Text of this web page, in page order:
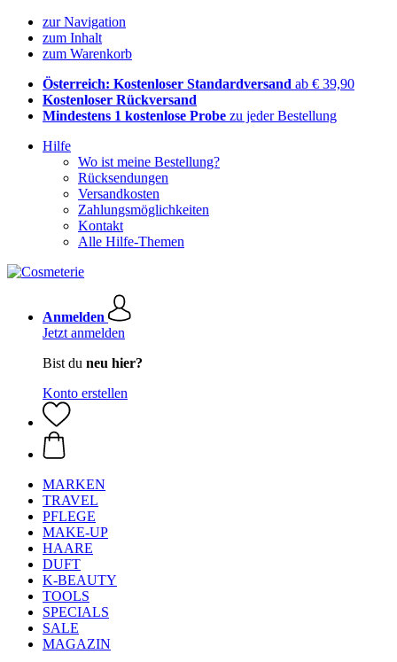
zur Navigation
zum Inhalt
zum Warenkorb
Österreich: Kostenloser Standardversand ab € 39,90
Kostenloser Rückversand
Mindestens 1 kostenlose Probe zu jeder Bestellung
Hilfe
Wo ist meine Bestellung?
Rücksendungen
Versandkosten
Zahlungsmöglichkeiten
Kontakt
Alle Hilfe-Themen
Anmelden
Jetzt anmelden
Bist du neu hier?
Konto erstellen
MARKEN
TRAVEL
PFLEGE
MAKE-UP
HAARE
DUFT
K-BEAUTY
TOOLS
SPECIALS
SALE
MAGAZIN